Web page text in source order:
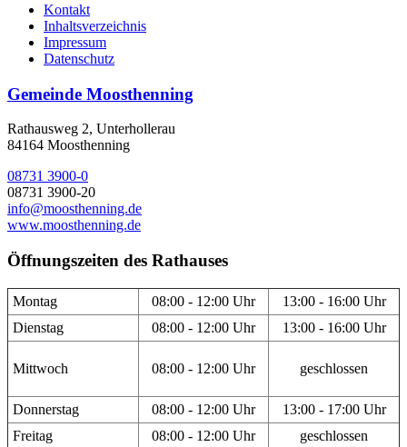
Kontakt
Inhaltsverzeichnis
Impressum
Datenschutz
Gemeinde Moosthenning
Rathausweg 2, Unterhollerau
84164 Moosthenning
08731 3900-0
08731 3900-20
info@moosthenning.de
www.moosthenning.de
Öffnungszeiten des Rathauses
Montag 08:00 - 12:00 Uhr
13:00 - 16:00 Uhr
Dienstag
08:00 - 12:00 Uhr 13:00 - 16:00 Uhr
Mittwoch 08:00 - 12:00 Uhr geschlossen
Donnerstag 08:00 - 12:00 Uhr
13:00 - 17:00 Uhr
Freitag
08:00 - 12:00 Uhr geschlossen